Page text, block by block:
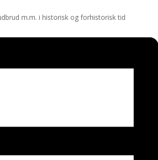
m.m. i historisk og forhistorisk tid